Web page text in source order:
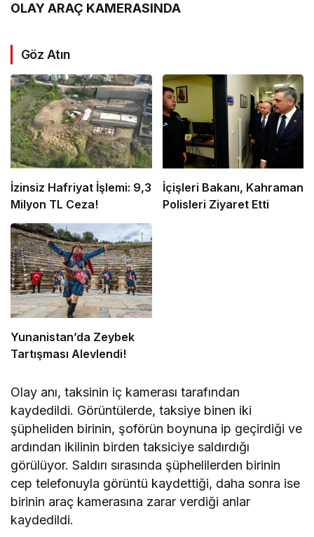
OLAY ARAÇ KAMERASINDA
Göz Atın
İzinsiz Hafriyat İşlemi: 9,3
Milyon TL Ceza!
İçişleri Bakanı, Kahraman
Polisleri Ziyaret Etti
Yunanistan’da Zeybek
Tartışması Alevlendi!
Olay anı, taksinin iç kamerası tarafından
kaydedildi. Görüntülerde, taksiye binen iki
şüpheliden birinin, şoförün boynuna ip geçirdiği ve
ardından ikilinin birden taksiciye saldırdığı
görülüyor. Saldırı sırasında şüphelilerden birinin
cep telefonuyla görüntü kaydettiği, daha sonra ise
birinin araç kamerasına zarar verdiği anlar
kaydedildi.